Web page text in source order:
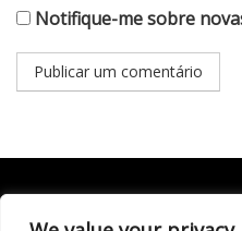
Notifique-me sobre